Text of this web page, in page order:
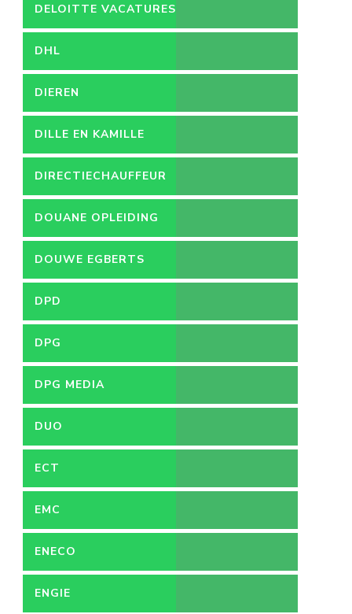
DELOITTE VACATURES
DHL
DIEREN
DILLE EN KAMILLE
DIRECTIECHAUFFEUR
DOUANE OPLEIDING
DOUWE EGBERTS
DPD
DPG
DPG MEDIA
DUO
ECT
EMC
ENECO
ENGIE